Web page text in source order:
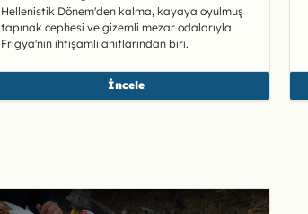
Hellenistik Dönem'den kalma, kayaya oyulmuş
tapınak cephesi ve gizemli mezar odalarıyla
Frigya'nın ihtişamlı anıtlarından biri.
İncele